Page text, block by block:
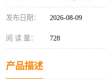
发布日期： 2026-08-09
阅 读 量： 728
产品描述